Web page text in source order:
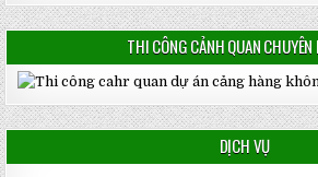
THI CÔNG CẢNH QUAN
DỊCH VỤ